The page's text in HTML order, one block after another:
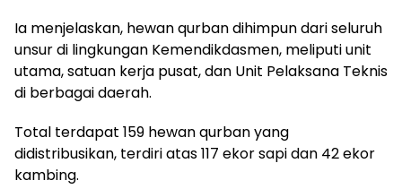
Ia menjelaskan, hewan qurban dihimpun dari seluruh
unsur di lingkungan Kemendikdasmen, meliputi unit
utama, satuan kerja pusat, dan Unit Pelaksana Teknis
di berbagai daerah.
Total terdapat 159 hewan qurban yang
didistribusikan, terdiri atas 117 ekor sapi dan 42 ekor
kambing.